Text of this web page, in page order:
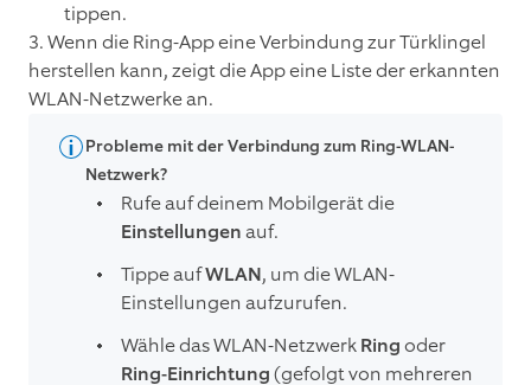
tippen.
3. Wenn die Ring-App eine Verbindung zur Türklingel
herstellen kann, zeigt die App eine Liste der erkannten
WLAN-Netzwerke an.
Probleme mit der Verbindung zum Ring-WLAN-
Netzwerk?
Rufe auf deinem Mobilgerät die
Einstellungenauf.
Tippe aufWLAN, um die WLAN-
Einstellungen aufzurufen.
Wähle das WLAN-NetzwerkRingoder
Ring-Einrichtung(gefolgt von mehreren